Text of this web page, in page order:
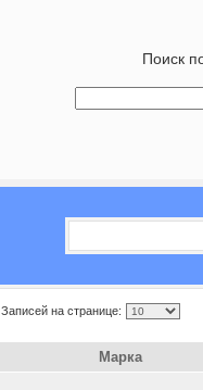
Поиск
Записей на странице:
Марка